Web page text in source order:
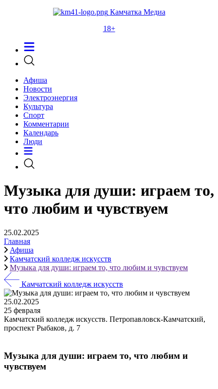
Камчатка Медиа
18+
Афиша
Новости
Электроэнергия
Культура
Спорт
Комментарии
Календарь
Люди
Музыка для души: играем то,
что любим и чувствуем
25.02.2025
Главная
Афиша
Камчатский колледж искусств
Музыка для души: играем то, что любим и чувствуем
Камчатский колледж искусств
25.02.2025
25 февраля
Камчатский колледж искусств. Петропавловск-Камчатский,
проспект Рыбаков, д. 7
Музыка для души: играем то, что любим и
чувствуем